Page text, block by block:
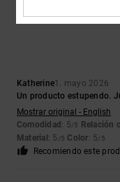
Katherine1. mayo 2026
Un producto estupendo.
Mostrar original - English
Comodidad : 5/5 Relación
Material : 5 /5 Color: 5/5
Recomiendo este